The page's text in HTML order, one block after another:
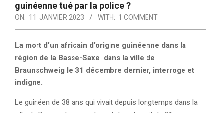
guinéenne tué par la police ?
ON: 11. JANVIER 2023 WITH: 1 COMMENT
La mort d’un africain d’origine guinéenne dans la
région de la Basse-Saxe dans la ville de
Braunschweig le 31 décembre dernier, interroge et
indigne.
Le guinéen de 38 ans qui vivait depuis longtemps dans la